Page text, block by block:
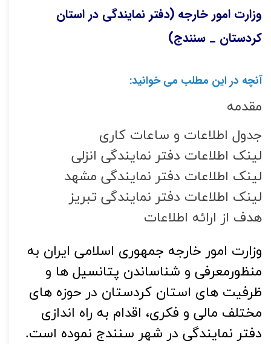
کردستان _ سنندج)
آنچه در این مطلب می خوانید:
مقدمه
جدول اطلاعات و ساعات کاری
لینک اطلاعات دفتر نمایندگی انزلی
لینک اطلاعات دفتر نمایندگی مشهد
لینک اطلاعات دفتر نمایندگی تبریز
هدف از ارائه اطلاعات
وزارت امور خارجه جمهوری اسلامی ایران به
منظورمعرفی و شناساندن پتانسیل ها و
ظرفیت های استان کردستان در حوزه های
مختلف مالی و فکری، اقدام به راه اندازی
دفتر نمایندگی در شهر سنندج نموده است.